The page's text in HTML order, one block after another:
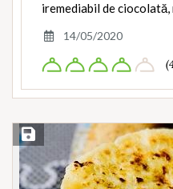
iremediabil de ciocolată,
14/05/2020
Save Recipe